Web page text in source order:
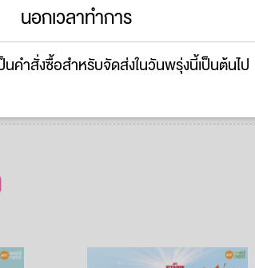
นอกเวลาทำการ
นคำสั่งซื้อสำหรับจัดส่งในวันพรุ่งนี้เป็นต้นไป